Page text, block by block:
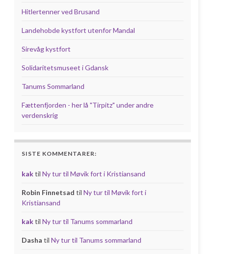
Hitlertenner ved Brusand
Landehobde kystfort utenfor Mandal
Sirevåg kystfort
Solidaritetsmuseet i Gdansk
Tanums Sommarland
Fættenfjorden - her lå "Tirpitz" under andre
verdenskrig
SISTE KOMMENTARER:
kaktil Ny tur til Møvik fort i Kristiansand
Robin Finnetsad til Ny tur til Møvik fort i
Kristiansand
kaktil Ny tur til Tanums sommarland
Dasha til Ny tur til Tanums sommarland